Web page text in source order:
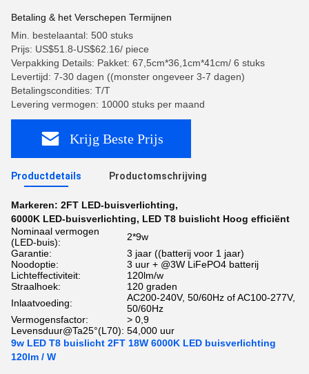
Betaling & het Verschepen Termijnen
Min. bestelaantal: 500 stuks
Prijs: US$51.8-US$62.16/ piece
Verpakking Details: Pakket: 67,5cm*36,1cm*41cm/ 6 stuks
Levertijd: 7-30 dagen ((monster ongeveer 3-7 dagen)
Betalingscondities: T/T
Levering vermogen: 10000 stuks per maand
Krijg Beste Prijs
Productdetails Productomschrijving
Markeren: 2FT LED-buisverlichting,
6000K LED-buisverlichting, LED T8 buislicht Hoog efficiënt
Nominaal vermogen
(LED-buis):
2*9w
Garantie:
3 jaar ((batterij voor 1 jaar)
Noodoptie:
3 uur + @3W LiFePO4 batterij
Lichteffectiviteit:
120lm/w
Straalhoek:
120 graden
Inlaatvoeding:
AC200-240V, 50/60Hz of AC100-277V,
50/60Hz
Vermogensfactor:
> 0,9
Levensduur@Ta25°(L70): 54,000 uur
9w LED T8 buislicht 2FT 18W 6000K LED buisverlichting
120lm / W